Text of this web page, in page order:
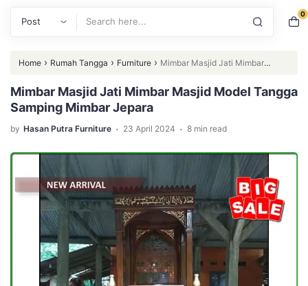
0
Home › Rumah Tangga › Furniture › Mimbar Masjid Jati Mimbar
Masjid Model Tangga Samping Mimbar Jepara
Mimbar Masjid Jati Mimbar Masjid Model Tangga
Samping Mimbar Jepara
by Hasan Putra Furniture . 23 April 2024 . 8 min read